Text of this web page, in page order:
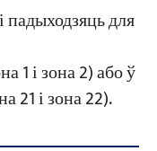
для
1 і зона 2) або ў
21 і зона 22).